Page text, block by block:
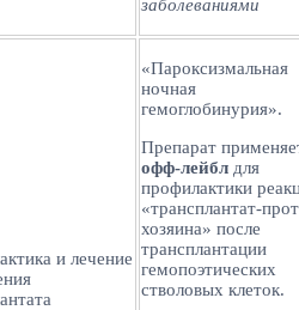
заболеваниями
и лечение
«Пароксизмальная
ночная
гемоглобинурия».
Препарат
офф-лейбл для
профилактики
«трансплантат-
хозяина» после
трансплантации
гемопоэтических
стволовых клеток.